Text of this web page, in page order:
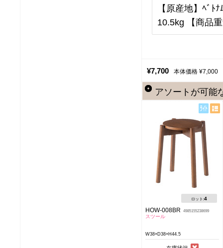
【原産地】ﾍﾞ
10.5kg 【商品
¥7,700 本体価格 ¥7,000
アソートが可能
ロット:4
HOW-008BR 4985155238699
スツール
W38×D38×H44.5